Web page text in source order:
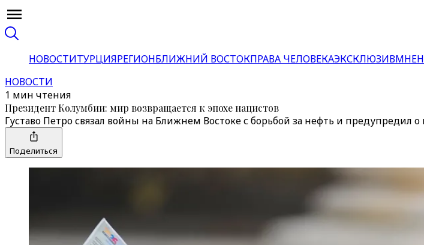
НОВОСТИТУРЦИЯРЕГИОНБЛИЖНИЙ ВОСТОКПРАВА ЧЕЛОВЕКАЭКСКЛЮЗИВ
НОВОСТИ
1 мин чтения
Президент Колумбии: мир возвращается к эпохе нацистов
Густаво Петро связал войны на Ближнем Востоке с борьбой за нефть и предупредил
Поделиться